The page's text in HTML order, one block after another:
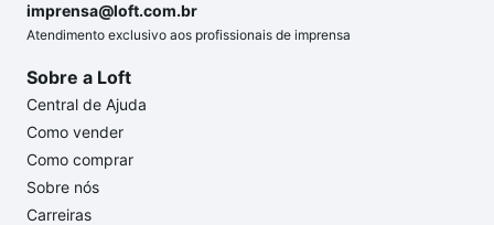
imprensa@loft.com.br
Atendimento exclusivo aos profissionais de imprensa
Sobre a Loft
Central de Ajuda
Como vender
Como comprar
Sobre nós
Carreiras